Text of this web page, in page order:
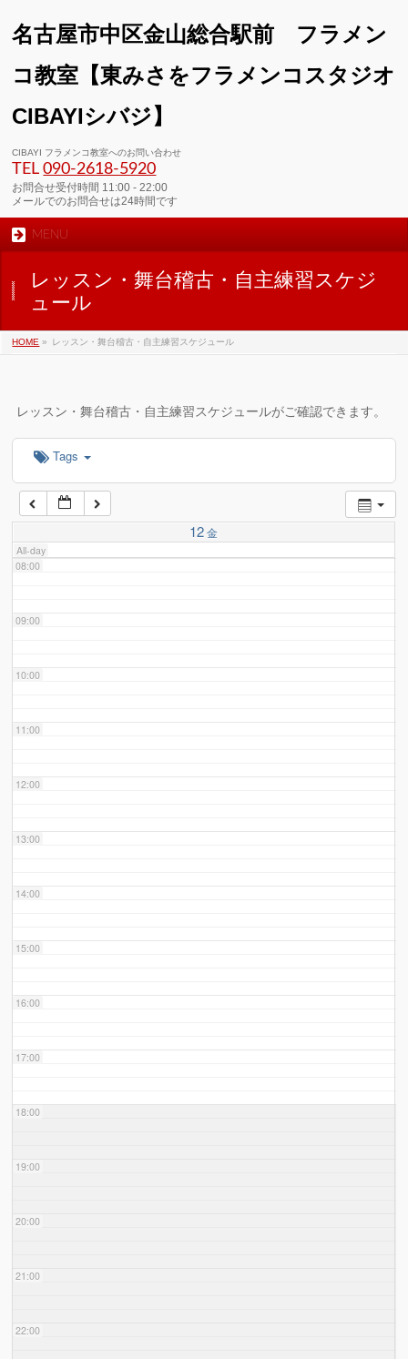
名古屋市中区金山総合駅前 フラメン
コ教室【東みさをフラメンコスタジオ
CIBAYIシバジ】
CIBAYI フラメンコ教室へのお問い合わせ
TEL090-2618‐5920
お問合せ受付時間 11:00 - 22:00
メールでのお問合せは24時間です
MENU
レッスン・舞台稽古・自主練習スケジ
ュール
HOME » レッスン・舞台稽古・自主練習スケジュール
レッスン・舞台稽古・自主練習スケジュールがご確認できます。
Tags
12 金
All-day
01:00
02:00
03:00
04:00
06:00
07:00
08:00
09:00
10:00
11:00
12:00
13:00
14:00
15:00
16:00
17:00
18:00
19:00
20:00
21:00
22:00